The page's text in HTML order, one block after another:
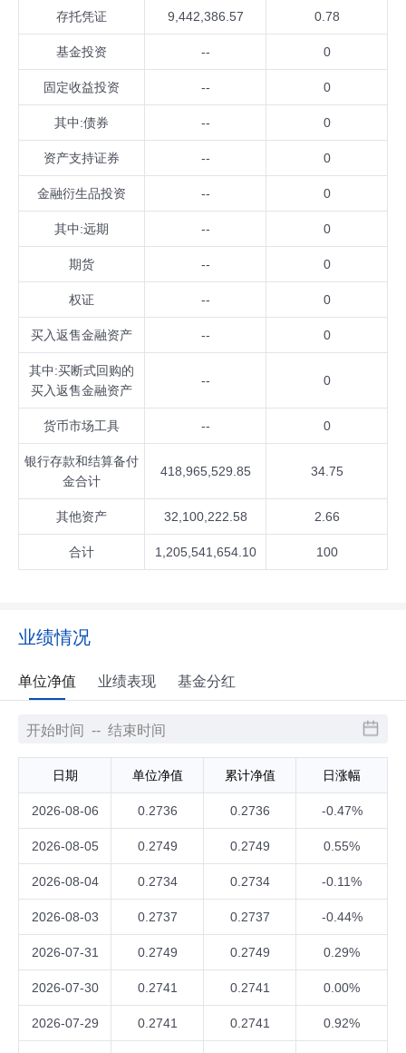
存托凭证 9,442,386.57 0.78
基金投资 -- 0
固定收益投资 -- 0
其中:债券 -- 0
资产支持证券 -- 0
金融衍生品投资 -- 0
其中:远期 -- 0
期货 -- 0
权证 -- 0
买入返售金融资产 -- 0
其中:买断式回购的
买入返售金融资产
-- 0
货币市场工具 -- 0
银行存款和结算备付
金合计
418,965,529.85 34.75
其他资产 32,100,222.58 2.66
合计 1,205,541,654.10 100
业绩情况
单位净值 业绩表现 基金分红
日期 单位净值 累计净值 日涨幅
2026-08-06 0.2736 0.2736 -0.47%
2026-08-05 0.2749 0.2749 0.55%
2026-08-04 0.2734 0.2734 -0.11%
2026-08-03 0.2737 0.2737 -0.44%
2026-07-31 0.2749 0.2749 0.29%
2026-07-30 0.2741 0.2741 0.00%
2026-07-29 0.2741 0.2741 0.92%